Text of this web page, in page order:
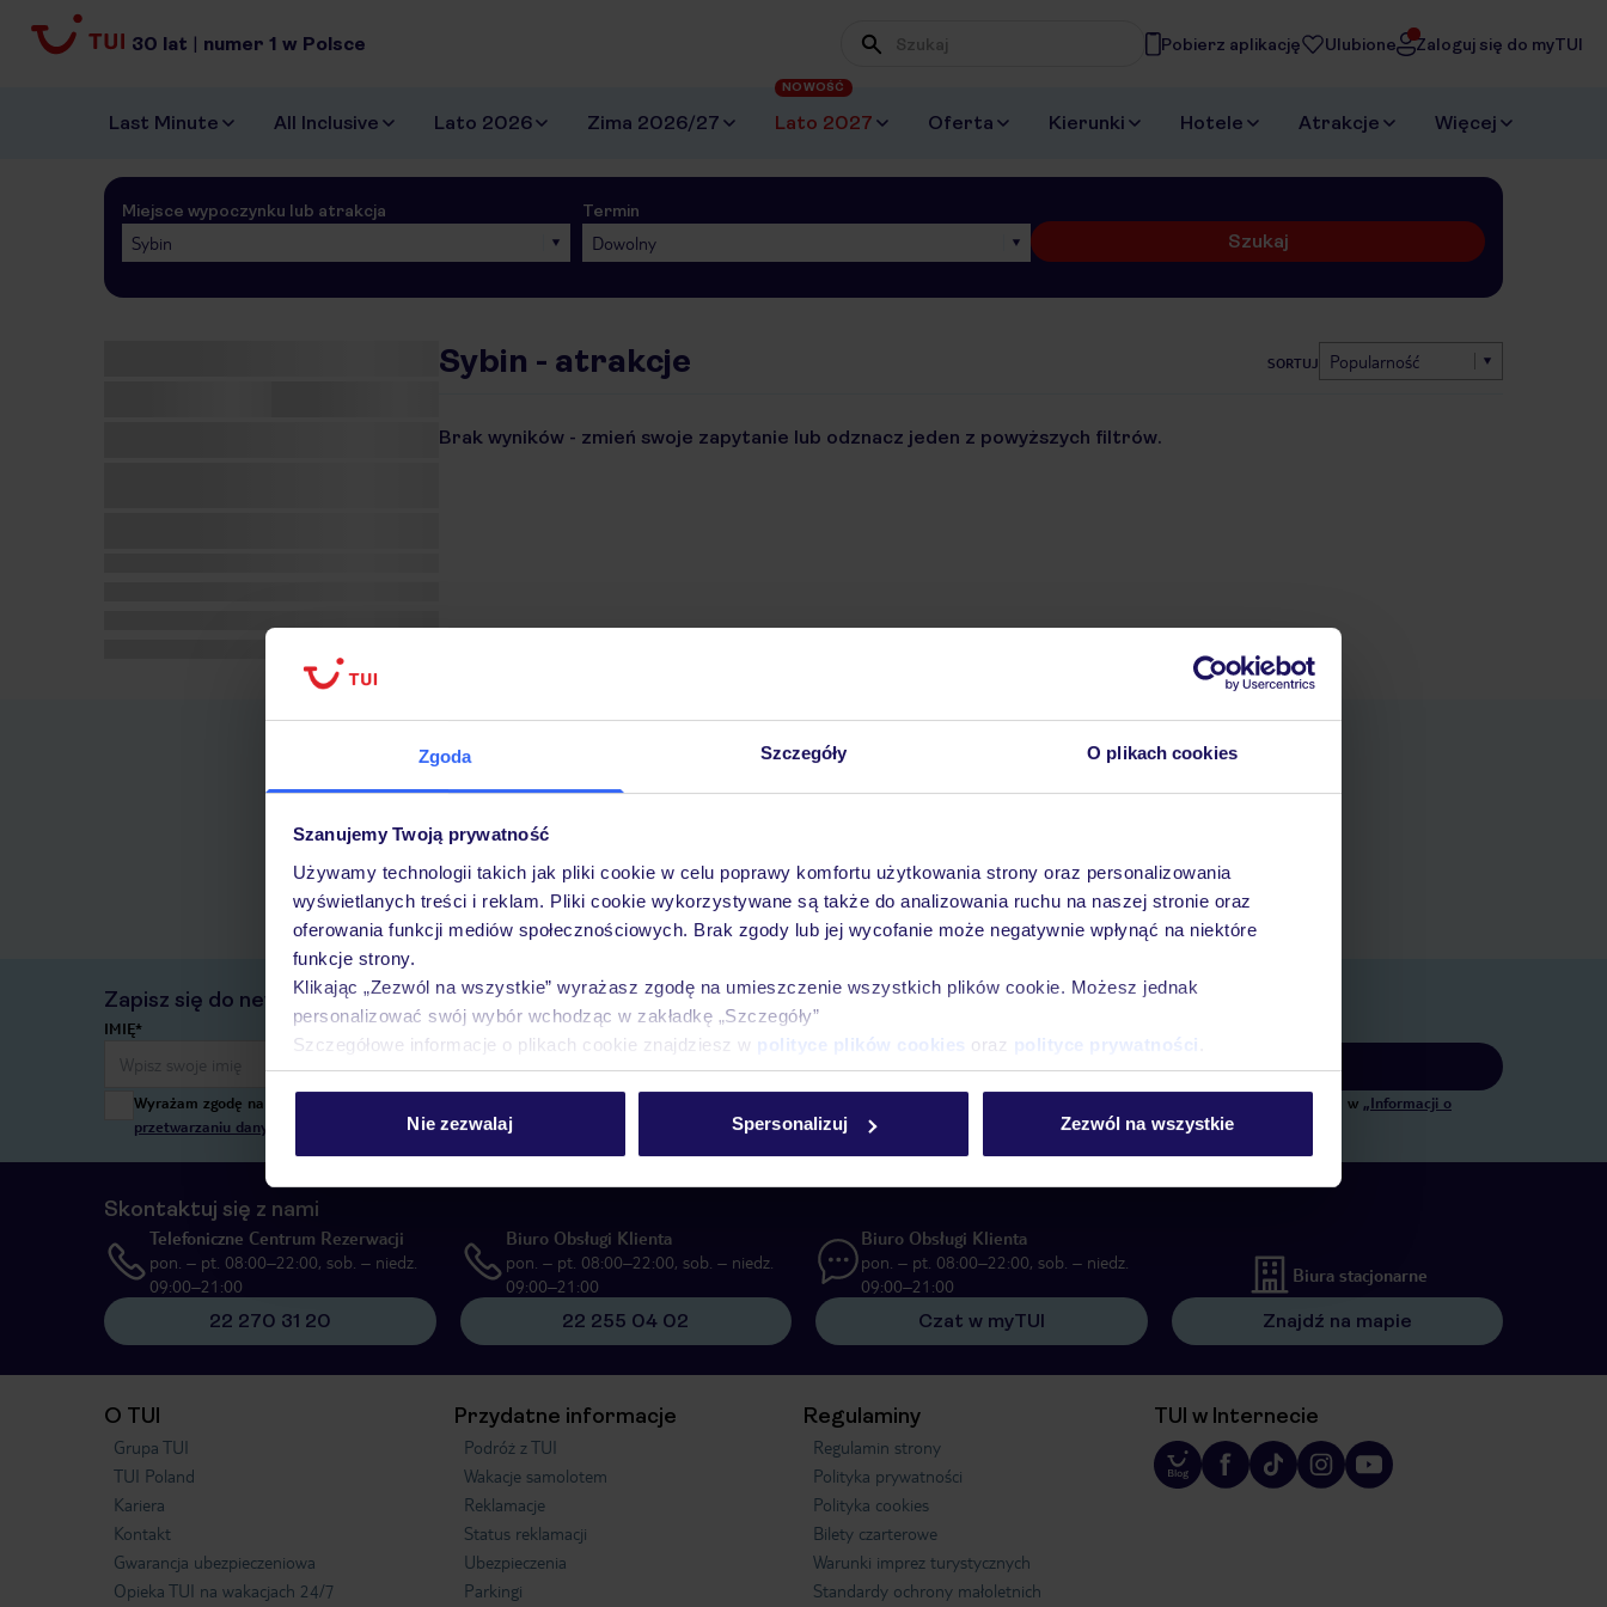
Zgoda Szczegóły O plikach cookies
Szanujemy Twoją prywatność
Używamy technologii takich jak pliki cookie w celu poprawy komfortu użytkowania strony oraz personalizowania
wyświetlanych treści i reklam. Pliki cookie wykorzystywane są także do analizowania ruchu na naszej stronie oraz
oferowania funkcji mediów społecznościowych. Brak zgody lub jej wycofanie może negatywnie wpłynąć na niektóre
funkcje strony.
Klikając „Zezwól na wszystkie” wyrażasz zgodę na umieszczenie wszystkich plików cookie. Możesz jednak
personalizować swój wybór wchodząc w zakładkę „Szczegóły”
Szczegółowe informacje o plikach cookie znajdziesz w polityce plików cookies oraz polityce prywatności
Nie zezwalaj Spersonalizuj Zezwól na wszystkie
30 lat | numer 1 w Polsce Pobierz aplikację Ulubione Zaloguj się do myTUI
Last Minute All Inclusive Lato 2026 Zima 2026/27 Lato 2027
NOWOŚĆ
Oferta Kierunki Hotele Atrakcje Więcej
Miejsce wypoczynku lub atrakcja
Sybin
Termin
Dowolny Szukaj
Sybin - atrakcje SORTUJ Popularność
Brak wyników - zmień swoje zapytanie lub odznacz jeden z powyższych filtrów.
Pobierz bezpłatną aplikację TUI
Szybkie wyszukiwanie i przeglądanie ofert
Kontakt z TUI i wszystkie informacje o Twojej rezerwacji w myTUI
Zapisz się do newslettera
IMIĘ* E-MAIL*
Zapisz się
Wyrażam zgodę na przetwarzanie danych osobowych przez TUI Poland Sp. z o.o. i TUI Poland Dystrybucja Sp. z o.o. w celach marketingowych, w zakresie oraz celu wskazanym w „Informacji o
przetwarzaniu danych osobowych”
, poprzez elektroniczną formę komunikacji (e-mail), także z użyciem tzw. automatycznych systemów wywołujących.
Skontaktuj się z nami
Telefoniczne Centrum Rezerwacji
pon. – pt. 08:00–22:00, sob. – niedz.
09:00–21:00
22 270 31 20
Biuro Obsługi Klienta
pon. – pt. 08:00–22:00, sob. – niedz.
09:00–21:00
22 255 04 02
Biuro Obsługi Klienta
pon. – pt. 08:00–22:00, sob. – niedz.
09:00–21:00
Czat w myTUI
Biura stacjonarne
Znajdź na mapie
O TUI
Grupa TUI
TUI Poland
Kariera
Kontakt
Gwarancja ubezpieczeniowa
Opieka TUI na wakacjach 24/7
Przydatne informacje
Podróż z TUI
Wakacje samolotem
Reklamacje
Status reklamacji
Ubezpieczenia
Parkingi
Regulaminy
Regulamin strony
Polityka prywatności
Polityka cookies
Bilety czarterowe
Warunki imprez turystycznych
Standardy ochrony małoletnich
TUI w Internecie